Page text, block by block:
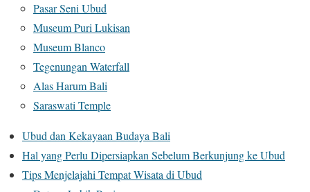
Pasar Seni Ubud
Museum Puri Lukisan
Museum Blanco
Tegenungan Waterfall
Alas Harum Bali
Saraswati Temple
Ubud dan Kekayaan Budaya Bali
Hal yang Perlu Dipersiapkan Sebelum Berkunjung ke Ubud
Tips Menjelajahi Tempat Wisata di Ubud